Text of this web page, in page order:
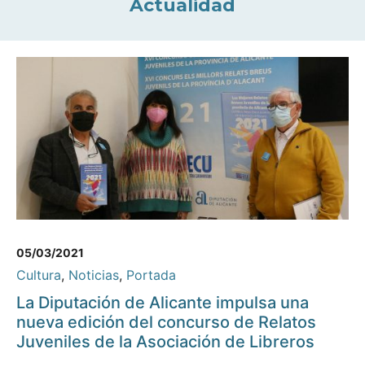
Actualidad
05/03/2021
Cultura, Noticias, Portada
La Diputación de Alicante impulsa una
nueva edición del concurso de Relatos
Juveniles de la Asociación de Libreros